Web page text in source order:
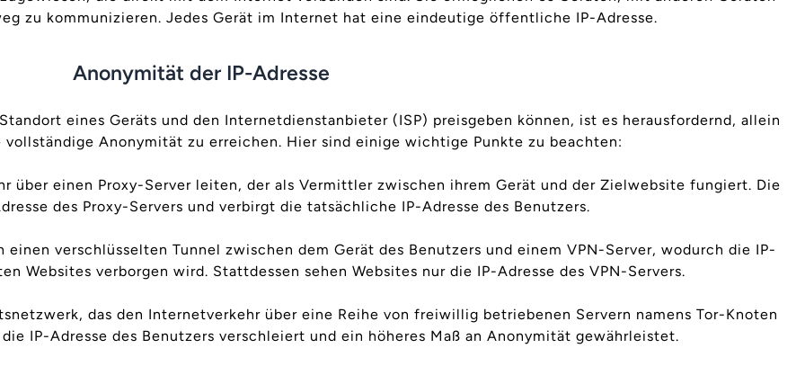
zu kommunizieren. Jedes Gerät im Internet hat eine eindeutige öffentliche IP-Adresse.
Anonymität der IP-Adresse
eines Geräts und den Internetdienstanbieter (ISP) preisgeben können, ist es herausfordernd, allein
vollständige Anonymität zu erreichen. Hier sind einige wichtige Punkte zu beachten:
über einen Proxy-Server leiten, der als Vermittler zwischen ihrem Gerät und der Zielwebsite fungiert. Die
des Proxy-Servers und verbirgt die tatsächliche IP-Adresse des Benutzers.
einen verschlüsselten Tunnel zwischen dem Gerät des Benutzers und einem VPN-Server, wodurch die IP-
Websites verborgen wird. Stattdessen sehen Websites nur die IP-Adresse des VPN-Servers.
das den Internetverkehr über eine Reihe von freiwillig betriebenen Servern namens Tor-Knoten
IP-Adresse des Benutzers verschleiert und ein höheres Maß an Anonymität gewährleistet.